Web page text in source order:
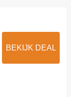
BEKIJK DEAL